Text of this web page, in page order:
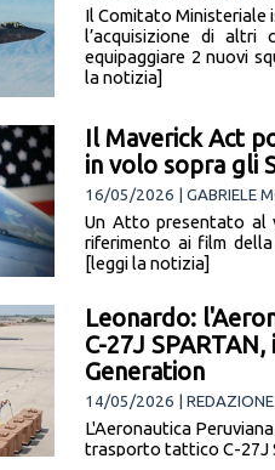
Il Comitato Ministeriale
l’acquisizione di altri
equipaggiare 2 nuovi
la notizia]
Il Maverick Act
in volo sopra gli
16/05/2026 | GABRIELE
Un Atto presentato al
riferimento ai film
[leggi la notizia]
Leonardo:
C-27J
Generation
14/05/2026 | REDAZIONE
L'Aeronautica
trasporto tattico C-27J